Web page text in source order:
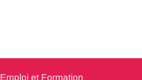
Emploi et Formation